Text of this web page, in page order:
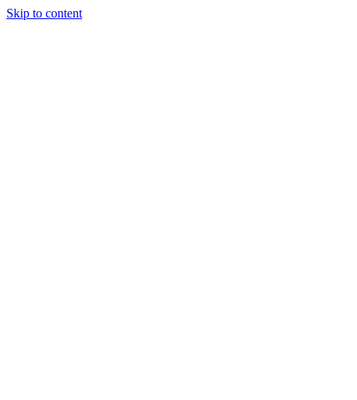
Skip to content